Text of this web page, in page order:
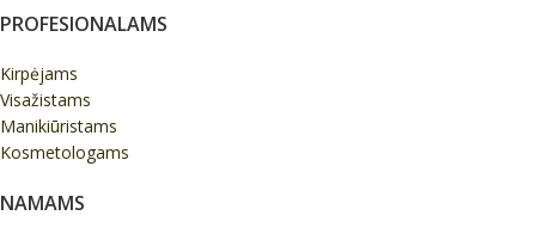
PROFESIONALAMS
Kirpėjams
Visažistams
Manikiūristams
Kosmetologams
NAMAMS